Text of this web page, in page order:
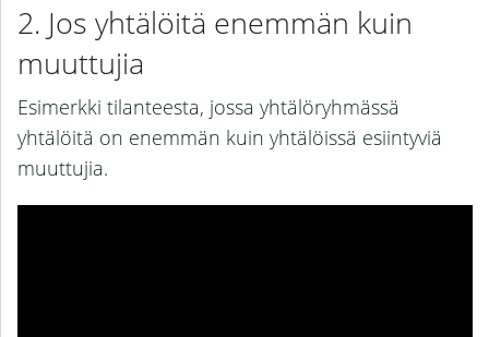
Jos yhtälöitä enemmän kuin
muuttujia
Esimerkki tilanteesta, jossa yhtälöryhmässä
yhtälöitä on enemmän kuin yhtälöissä esiintyviä
muuttujia.